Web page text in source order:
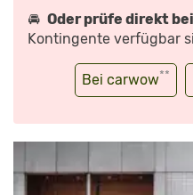
🚘 Oder prüfe direkt
Kontingente verfügbar
Bei carwow**